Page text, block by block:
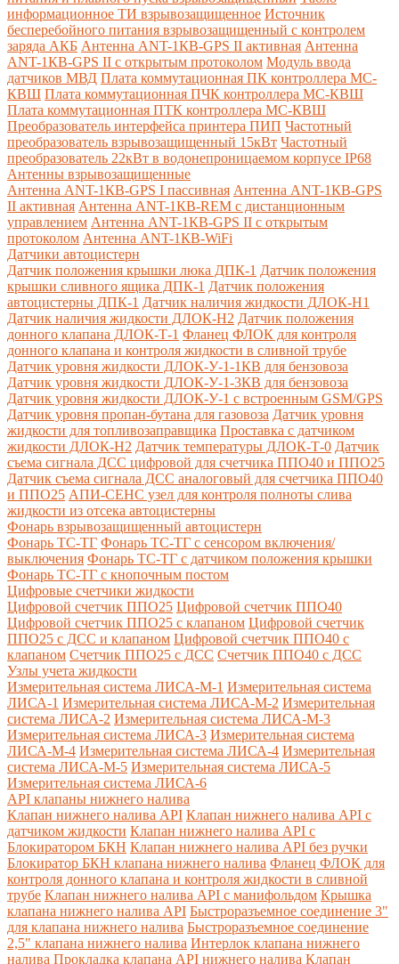
информационное ТИ взрывозащищенное Источник
бесперебойного питания взрывозащищенный с контролем
заряда АКБ Антенна ANT-1КВ-GPS II активная Антенна
ANT-1КВ-GPS II с открытым протоколом Модуль ввода
датчиков МВД Плата коммутационная ПК контроллера МС-
КВШ Плата коммутационная ПЧК контроллера МС-КВШ
Плата коммутационная ПТК контроллера МС-КВШ
Преобразователь интерфейса принтера ПИП Частотный
преобразователь взрывозащищенный 15кВт Частотный
преобразователь 22кВт в водонепроницаемом корпусе IP68
Антенны взрывозащищенные
Антенна ANT-1КВ-GPS I пассивная Антенна ANT-1КВ-GPS
II активная Антенна ANT-1КВ-REM c дистанционным
управлением Антенна ANT-1КВ-GPS II с открытым
протоколом Антенна ANT-1КВ-WiFi
Датчики автоцистерн
Датчик положения крышки люка ДПК-1 Датчик положения
крышки сливного ящика ДПК-1 Датчик положения
автоцистерны ДПК-1 Датчик наличия жидкости ДЛОК-Н1
Датчик наличия жидкости ДЛОК-Н2 Датчик положения
донного клапана ДЛОК-Т-1 Фланец ФЛОК для контроля
донного клапана и контроля жидкости в сливной трубе
Датчик уровня жидкости ДЛОК-У-1-1КВ для бензовоза
Датчик уровня жидкости ДЛОК-У-1-3КВ для бензовоза
Датчик уровня жидкости ДЛОК-У-1 с встроенным GSM/GPS
Датчик уровня пропан-бутана для газовоза Датчик уровня
жидкости для топливозаправщика Проставка с датчиком
жидкости ДЛОК-Н2 Датчик температуры ДЛОК-Т-0 Датчик
съема сигнала ДСС цифровой для счетчика ППО40 и ППО25
Датчик съема сигнала ДСС аналоговый для счетчика ППО40
и ППО25 АПИ-СЕНС узел для контроля полноты слива
жидкости из отсека автоцистерны
Фонарь взрывозащищенный автоцистерн
Фонарь ТС-ТГ Фонарь ТС-ТГ с сенсором включения/
выключения Фонарь ТС-ТГ с датчиком положения крышки
Фонарь ТС-ТГ с кнопочным постом
Цифровые счетчики жидкости
Цифровой счетчик ППО25 Цифровой счетчик ППО40
Цифровой счетчик ППО25 с клапаном Цифровой счетчик
ППО25 с ДСС и клапаном Цифровой счетчик ППО40 с
клапаном Счетчик ППО25 с ДСС Счетчик ППО40 с ДСС
Узлы учета жидкости
Измерительная система ЛИСА-М-1 Измерительная система
ЛИСА-1 Измерительная система ЛИСА-М-2 Измерительная
система ЛИСА-2 Измерительная система ЛИСА-М-3
Измерительная система ЛИСА-3 Измерительная система
ЛИСА-М-4 Измерительная система ЛИСА-4 Измерительная
система ЛИСА-М-5 Измерительная система ЛИСА-5
Измерительная система ЛИСА-6
API клапаны нижнего налива
Клапан нижнего налива API Клапан нижнего налива API с
датчиком жидкости Клапан нижнего налива API с
Блокиратором БКН Клапан нижнего налива API без ручки
Блокиратор БКН клапана нижнего налива Фланец ФЛОК для
контроля донного клапана и контроля жидкости в сливной
трубе Клапан нижнего налива API с манифольдом Крышка
клапана нижнего налива API Быстроразъемное соединение 3"
для клапана нижнего налива Быстроразъемное соединение
2,5" клапана нижнего налива Интерлок клапана нижнего
налива Прокладка клапана API нижнего налива Клапан